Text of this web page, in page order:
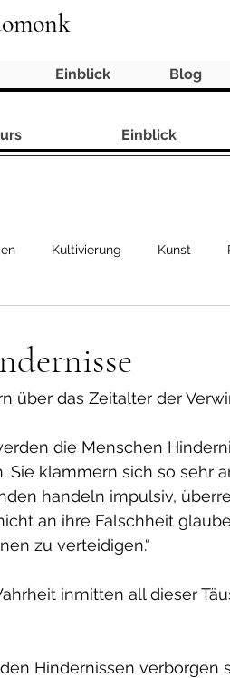
Einblick Blog
Kultivierung Kunst
über das Zeitalter der
die Menschen
Sie klammern sich so sehr
handeln impulsiv,
an ihre Falschheit
zu verteidigen.“
inmitten all dieser
Hindernissen verborgen
Einblick